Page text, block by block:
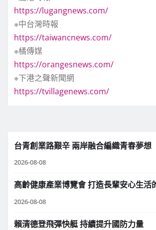
https://lugangnews.com/
※中台灣時報
https://taiwancnews.com/
※橘傳媒
https://orangesnews.com/
※下港之聲新聞網
https://tvillagenews.com/
台青創業路艱辛 兩岸融合編織青春夢想
2026-08-08
高齡健康產業博覽會 打造長輩安心生活
2026-08-08
賴清德登飛彈快艇 持續提升國防力量